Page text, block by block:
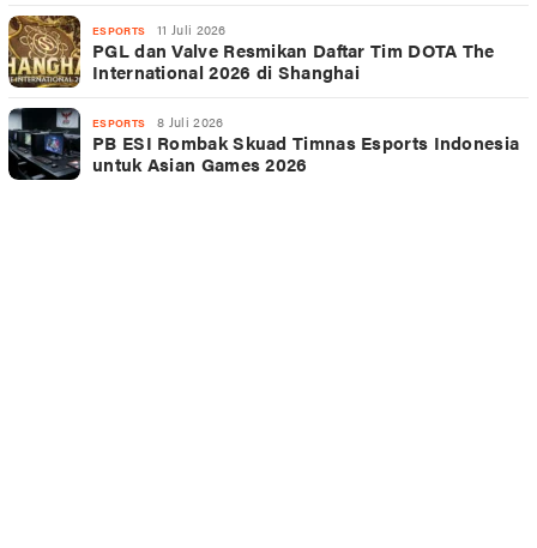
ESPORTS 11 Juli 2026
PGL dan Valve Resmikan Daftar Tim DOTA The
International 2026 di Shanghai
ESPORTS 8 Juli 2026
PB ESI Rombak Skuad Timnas Esports Indonesia
untuk Asian Games 2026